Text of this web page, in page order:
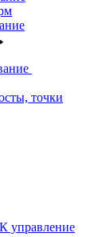
точки
управление